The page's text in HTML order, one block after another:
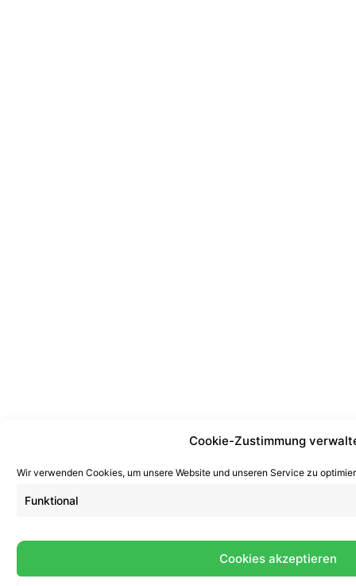
Cookie-Zustimmung
Wir verwenden Cookies, um unsere Website und unseren Service zu
Funktional
Cookies akzeptieren